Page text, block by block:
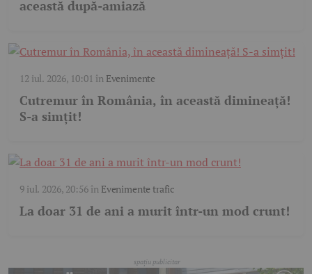
această după-amiază
12 iul. 2026, 10:01 în Evenimente
Cutremur în România, în această dimineață!
S-a simțit!
9 iul. 2026, 20:56în Evenimente trafic
La doar 31 de ani a murit într-un mod crunt!